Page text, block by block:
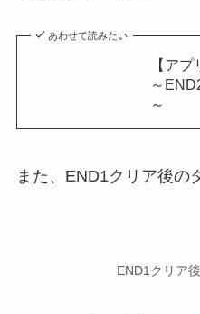
あわせて読みたい
【ア
～
～
また、END1クリア後の
END1クリア